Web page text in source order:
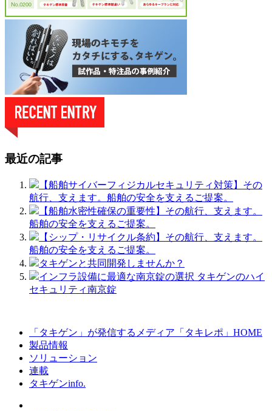
最近の記事
【船舶サイバーフィジカルセキュリティ対策】その
航行、支えます。船舶の安全を支えるご提案。
【船舶水密性確保の重要性】その航行、支えます。
船舶の安全を支えるご提案。
【シップ・リサイクル条約】その航行、支えます。
船舶の安全を支えるご提案。
タキゲンと共同開発しませんか？
インフラ設備に最適な南京錠の選択 タキゲンのハイ
セキュリティ南京錠
「タキゲン」が発信するメディア「タキレポ」HOME
製品情報
ソリューション
連載
タキゲンinfo.